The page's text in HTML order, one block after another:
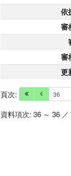
依
審
審
更
頁次:
資料項次: 36 ～ 36 ／